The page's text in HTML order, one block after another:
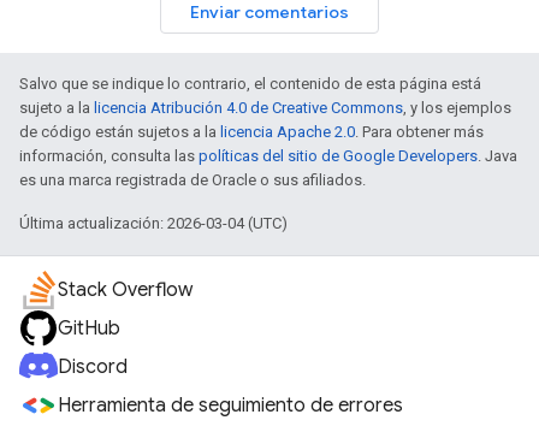
Enviar comentarios
Salvo que se indique lo contrario, el contenido de esta página está
sujeto a la licencia Atribución 4.0 de Creative Commons, y los ejemplos
de código están sujetos a la licencia Apache 2.0. Para obtener más
información, consulta las políticas del sitio de Google Developers. Java
es una marca registrada de Oracle o sus afiliados.
Última actualización: 2026-03-04 (UTC)
Stack Overflow
GitHub
Discord
Herramienta de seguimiento de errores